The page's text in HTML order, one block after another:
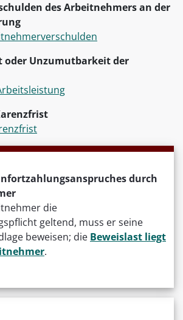
des Arbeitnehmers an der
oder Unzumutbarkeit der
durch
die
geltend, muss er seine
beweisen; die Beweislast liegt
.